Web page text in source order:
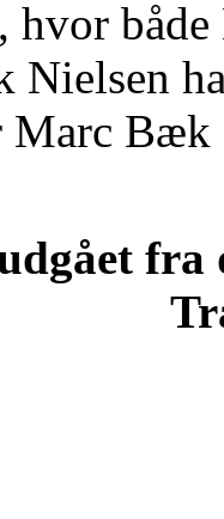
hvor
Marc